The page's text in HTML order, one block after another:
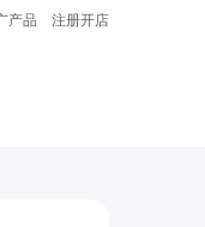
产品 注册开店